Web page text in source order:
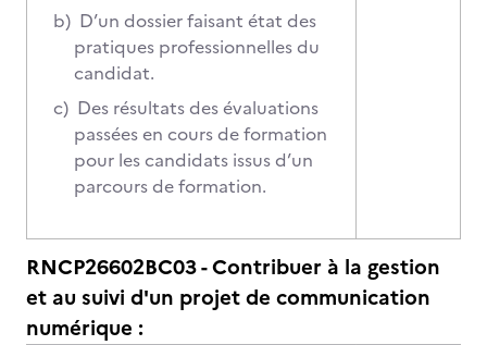
b) D’un dossier faisant état des
pratiques professionnelles du
candidat.
c) Des résultats des évaluations
passées en cours de formation
pour les candidats issus d’un
parcours de formation.
RNCP26602BC03 - Contribuer à la gestion
et au suivi d'un projet de communication
numérique :